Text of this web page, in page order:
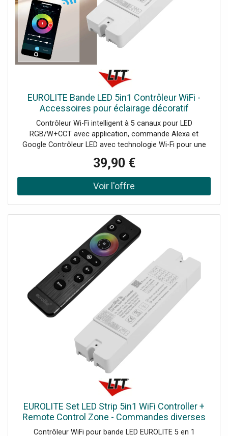
EUROLITE Bande LED 5in1 Contrôleur WiFi -
Accessoires pour éclairage décoratif
Contrôleur Wi-Fi intelligent à 5 canaux pour LED
RGB/W+CCT avec application, commande Alexa et
Google Contrôleur LED avec technologie Wi-Fi pour une
bandes LED multicolores (CCT, RGB, RGBW, RGB+CCT) et
monochromes, Fonctionne sans pont ni moyeu, Contrôlez
plusieurs contrôleurs en même temps, Excellente
transmission du signal grâce à la fréquence 2,4 GHz -
filaire, Une technique sans fil innovante permet de
commander plusieurs régulateurs de manière synchrone
et asynchrone à l'aide d'une seule télécommande.,
Séquences de couleurs synchronisées, même sur
plusieurs heures, avec plusieurs contrôleurs et différents
types de LED, Tous les contrôleurs communiquent entre
eux et couvrent une large gamme, Les sorties PWM le
rendent idéal pour une utilisation avec les bandes LED
modernes., La fonction mémoire enregistre le dernier
réglage lors de la mise hors tension., Contrôle via Wi-Fi,
Amazon Alexa, Google Assistant, IFTTT, application Tuya
Smart, son vers lumière, Gradateur électronique,
changement de couleur réglable, modulation de largeur
d'impulsion variable, scènes réglables, vitesse du
programme réglable, Température de couleur variable
3000 K - 6500 K, Contenu de l'emballage 1 x contrôleur, 1
x manuel d'utilisation, 1 x déclaration de conformité, 2 x
vis, Alimentation électrique: 12/24 V CC, Consommation
électrique: Max. 240 W 12 V CCMax. 480 W 24 V CC,
Courant de sortie: Max. 5 x 4 A par canal, Connexion
électrique: Via borne à vis, Puissance de sortie: Borne à
39,90 €
EUROLITE Set LED Strip 5in1 WiFi Controller +
Remote Control Zone - Commandes diverses
Contrôleur WiFi pour bande LED EUROLITE 5 en 1